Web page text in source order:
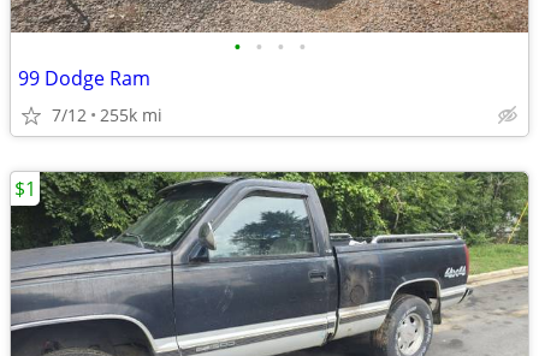
• • • •
99 Dodge Ram
7/12 255k mi
$1